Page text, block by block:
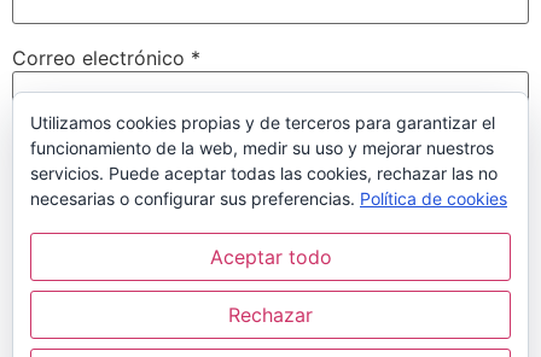
Correo electrónico *
Web
Guarda mi nombre, correo electrónico y web en este
navegador para la próxima vez que comente.
Utilizamos cookies propias y de terceros para garantizar el
funcionamiento de la web, medir su uso y mejorar nuestros
servicios. Puede aceptar todas las cookies, rechazar las no
necesarias o configurar sus preferencias. Política de cookies
Aceptar todo
Rechazar